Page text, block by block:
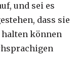
und sei es
dass sie
halten können